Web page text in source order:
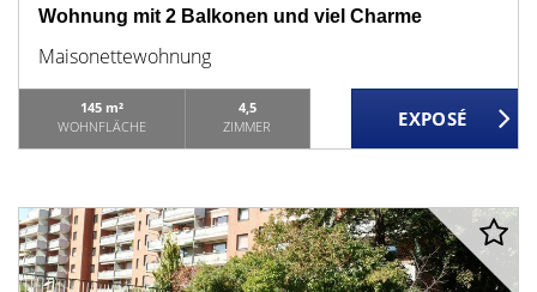
Wohnung mit 2 Balkonen und viel Charme
Maisonettewohnung
145 m²
WOHNFLÄCHE
4,5
ZIMMER